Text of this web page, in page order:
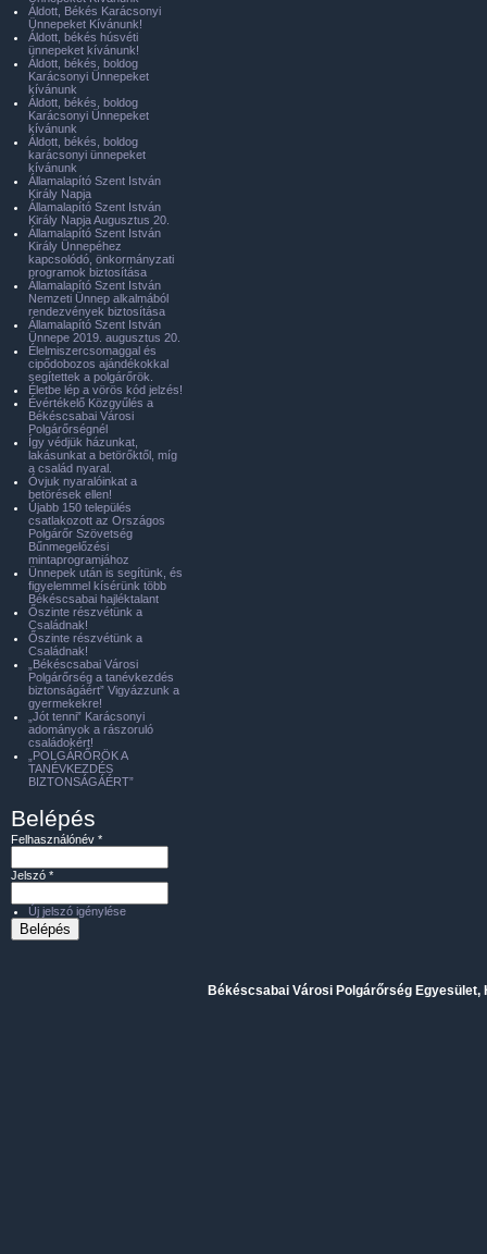
Áldott, Békés Karácsonyi
Ünnepeket Kívánunk!
Áldott, békés húsvéti
ünnepeket kívánunk!
Áldott, békés, boldog
Karácsonyi Ünnepeket
kívánunk
Áldott, békés, boldog
Karácsonyi Ünnepeket
kívánunk
Áldott, békés, boldog
karácsonyi ünnepeket
kívánunk
Államalapító Szent István
Király Napja
Államalapító Szent István
Király Napja Augusztus 20.
Államalapító Szent István
Király Ünnepéhez
kapcsolódó, önkormányzati
programok biztosítása
Államalapító Szent István
Nemzeti Ünnep alkalmából
rendezvények biztosítása
Államalapító Szent István
Ünnepe 2019. augusztus 20.
Élelmiszercsomaggal és
cipődobozos ajándékokkal
segítettek a polgárőrök.
Életbe lép a vörös kód jelzés!
Évértékelő Közgyűlés a
Békéscsabai Városi
Polgárőrségnél
Így védjük házunkat,
lakásunkat a betörőktől, míg
a család nyaral.
Óvjuk nyaralóinkat a
betörések ellen!
Újabb 150 település
csatlakozott az Országos
Polgárőr Szövetség
Bűnmegelőzési
mintaprogramjához
Ünnepek után is segítünk, és
figyelemmel kísérünk több
Békéscsabai hajléktalant
Őszinte részvétünk a
Családnak!
Őszinte részvétünk a
Családnak!
„Békéscsabai Városi
Polgárőrség a tanévkezdés
biztonságáért” Vigyázzunk a
gyermekekre!
„Jót tenni” Karácsonyi
adományok a rászoruló
családokért!
„POLGÁRŐRÖK A
TANÉVKEZDÉS
BIZTONSÁGÁÉRT”
Belépés
Felhasználónév *
Jelszó *
Új jelszó igénylése
Békéscsabai Városi Polgárőrség Egyesület,